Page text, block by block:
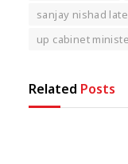
sanjay nishad
up cabinet
Related Posts